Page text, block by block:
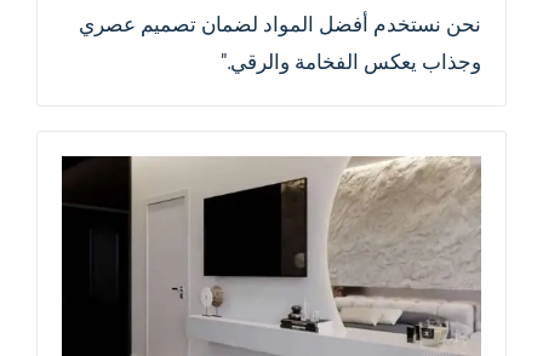
نحن نستخدم أفضل المواد لضمان تصميم عصري
وجذاب يعكس الفخامة والرقي."